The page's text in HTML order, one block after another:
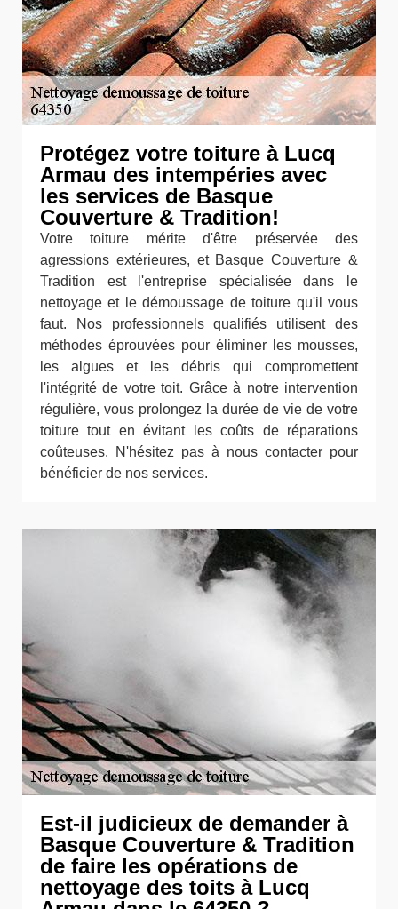
Protégez votre toiture à Lucq
Armau des intempéries avec
les services de Basque
Couverture & Tradition!
Votre toiture mérite d'être préservée des
agressions extérieures, et Basque Couverture &
Tradition est l'entreprise spécialisée dans le
nettoyage et le démoussage de toiture qu'il vous
faut. Nos professionnels qualifiés utilisent des
méthodes éprouvées pour éliminer les mousses,
les algues et les débris qui compromettent
l'intégrité de votre toit. Grâce à notre intervention
régulière, vous prolongez la durée de vie de votre
toiture tout en évitant les coûts de réparations
coûteuses. N'hésitez pas à nous contacter pour
bénéficier de nos services.
Est-il judicieux de demander à
Basque Couverture & Tradition
de faire les opérations de
nettoyage des toits à Lucq